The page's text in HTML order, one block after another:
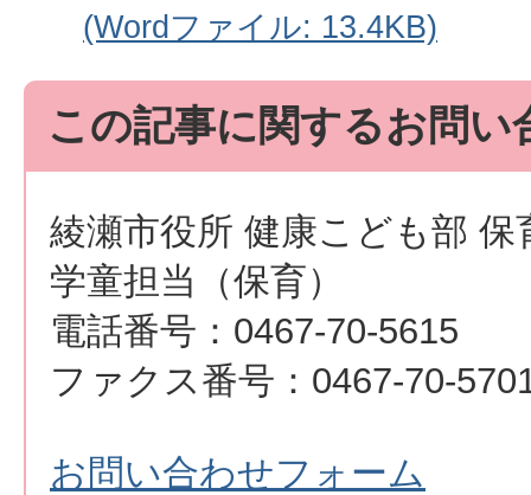
(Wordファイル: 13.4KB)
この記事に関するお問い
綾瀬市役所 健康こども部 保
学童担当（保育）
電話番号：0467-70-5615
ファクス番号：0467-70-
お問い合わせフォーム